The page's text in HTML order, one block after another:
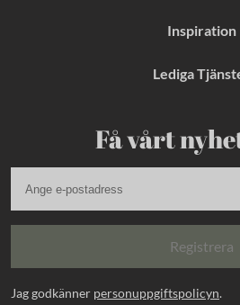
Inspiration
Lediga
Få vårt
Registrera
Jag godkänner personuppgiftspolicyn.